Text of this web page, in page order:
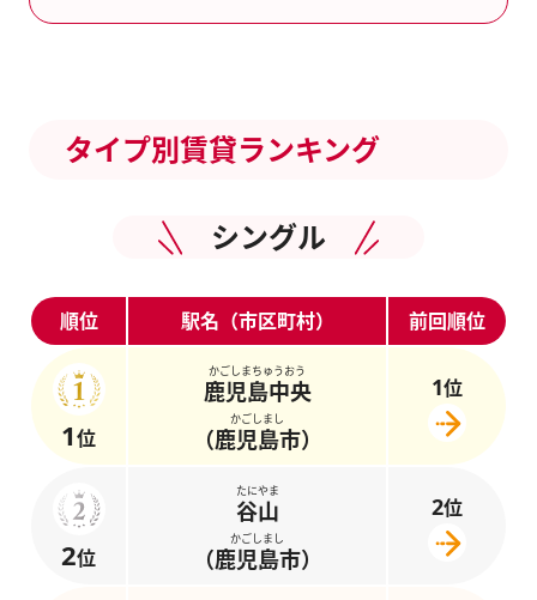
タイプ別賃貸ランキング
シングル
順位 駅名（市区町村） 前回順位
1位
かごしまちゅうおう
鹿児島中央
かごしまし
（鹿児島市）
1位
2位
たにやま
谷山
かごしまし
（鹿児島市）
2位